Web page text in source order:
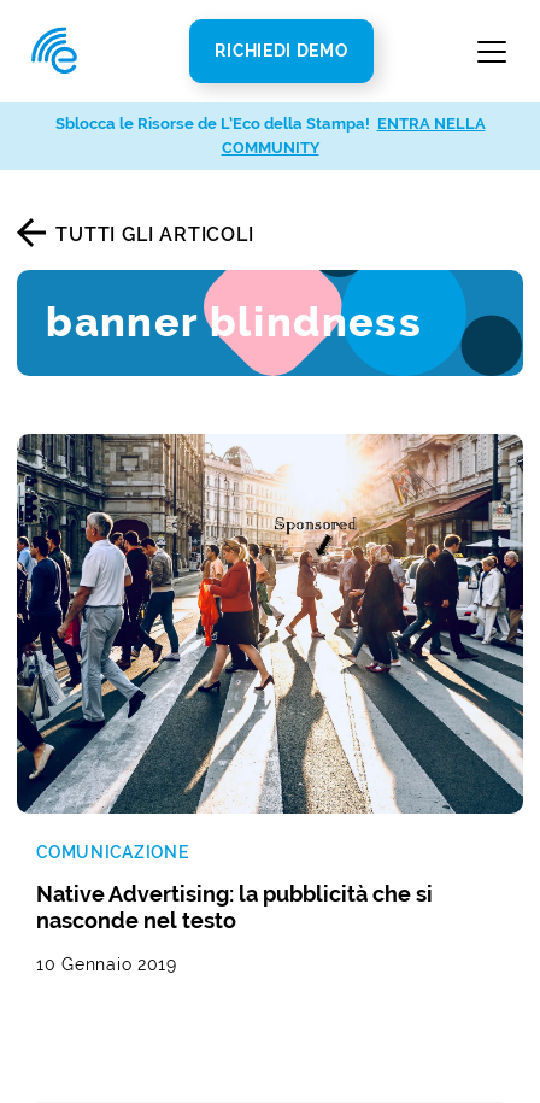
RICHIEDI DEMO
TUTTI GLI ARTICOLI
banner blindness
COMUNICAZIONE
Native Advertising: la pubblicità che si
nasconde nel testo
10 Gennaio 2019
Sblocca le Risorse de L’Eco della Stampa! ENTRA NELLA
COMMUNITY